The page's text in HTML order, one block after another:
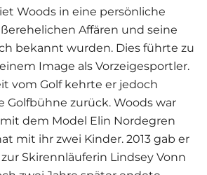
Woods in eine persönliche
Affären und seine
bekannt wurden. Dies führte zu
Image als Vorzeigesportler.
vom Golf kehrte er jedoch
Golfbühne zurück. Woods war
dem Model Elin Nordegren
mit ihr zwei Kinder. 2013 gab er
Skirennläuferin Lindsey Vonn